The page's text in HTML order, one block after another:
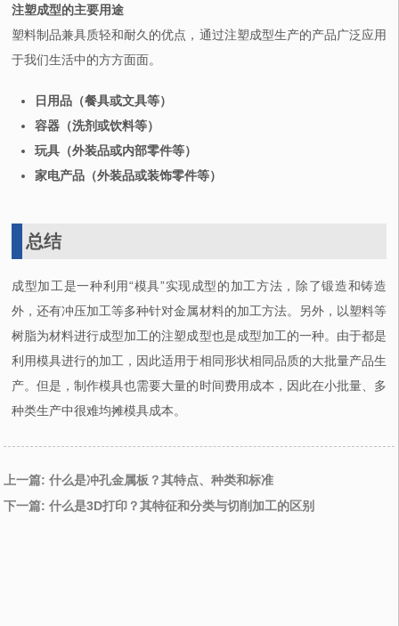
注塑成型的主要用途
塑料制品兼具质轻和耐久的优点，通过注塑成型生产的产品广泛应用
于我们生活中的方方面面。
日用品（餐具或文具等）
容器（洗剂或饮料等）
玩具（外装品或内部零件等）
家电产品（外装品或装饰零件等）
总结
成型加工是一种利用“模具”实现成型的加工方法，除了锻造和铸造
外，还有冲压加工等多种针对金属材料的加工方法。另外，以塑料等
树脂为材料进行成型加工的注塑成型也是成型加工的一种。由于都是
利用模具进行的加工，因此适用于相同形状相同品质的大批量产品生
产。但是，制作模具也需要大量的时间费用成本，因此在小批量、多
种类生产中很难均摊模具成本。
上一篇: 什么是冲孔金属板？其特点、种类和标准
下一篇: 什么是3D打印？其特征和分类与切削加工的区别